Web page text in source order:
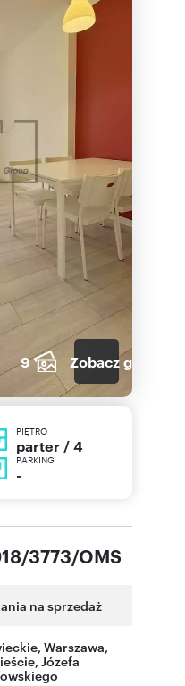
9 Zobacz galerię
PIĘTRO
parter / 4
PARKING
-
3773/OMS
na sprzedaż
, Warszawa,
, Józefa